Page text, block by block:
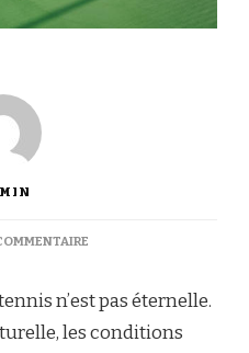
SUR
UNE
RÉNOVATION
DE
n’est pas éternelle.
les conditions